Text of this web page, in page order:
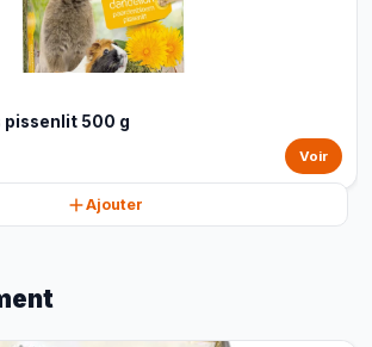
pissenlit 500 g
Voir
Ajouter